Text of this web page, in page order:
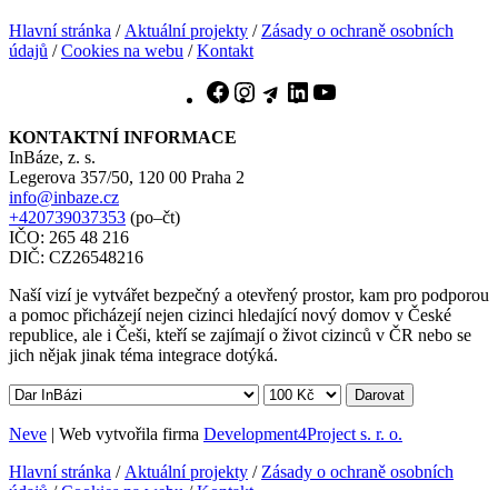
Hlavní stránka / Aktuální projekty / Zásady o ochraně osobních
údajů /Cookies na webu /Kontakt
Facebook
Instagram
TelegramLinkedIn
KONTAKTNÍ INFORMACE
InBáze, z. s.
Legerova 357/50, 120 00 Praha 2
info@inbaze.cz
+420739037353 (po–čt)
IČO: 265 48 216
DIČ: CZ26548216
Naší vizí je vytvářet bezpečný a otevřený prostor, kam pro podporou
a pomoc přicházejí nejen cizinci hledající nový domov v České
republice, ale i Češi, kteří se zajímají o život cizinců v ČR nebo se
jich nějak jinak téma integrace dotýká.
Darovat
Neve | Web vytvořila firma Development4Project s. r. o.
Hlavní stránka / Aktuální projekty / Zásady o ochraně osobních